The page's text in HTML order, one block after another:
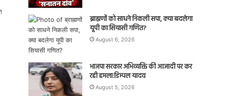
ब्राह्मणों को साधने निकली सपा, क्या बदलेगा
यूपी का सियासी गणित?
August 6, 2026
भाजपा सरकार अभिव्यक्ति की आजादी पर कर
रही हमला:डिम्पल यादव
August 5, 2026